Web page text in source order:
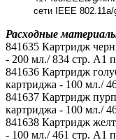
сети IEEE
Расходные
841635 Картридж
- 200 мл./ 834 стр. А1
841636 Картридж
картриджа - 100 мл./
841637 Картридж
картриджа - 100 мл./
841638 Картридж
- 100 мл./ 461 стр. А1